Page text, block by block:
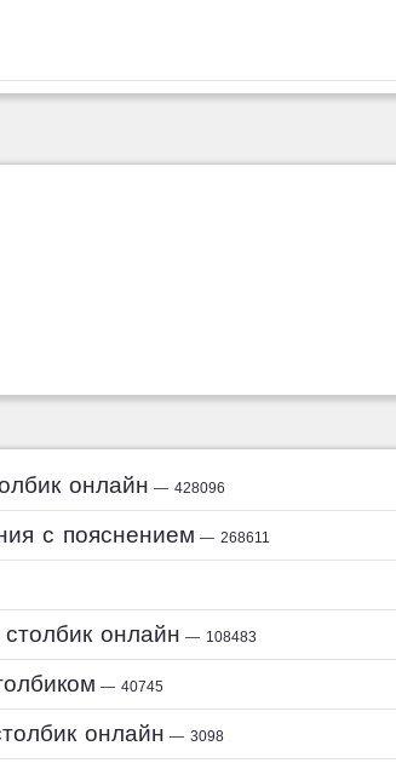
онлайн — 428096
с пояснением — 268611
онлайн — 108483
— 40745
онлайн — 3098